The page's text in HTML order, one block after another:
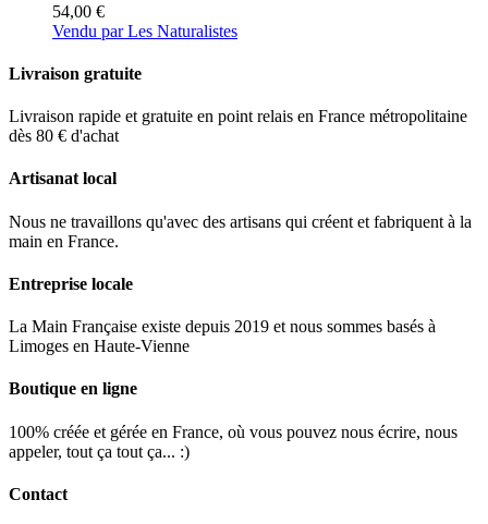
54,00 €
Vendu par Les Naturalistes
Livraison gratuite
Livraison rapide et gratuite en point relais en France métropolitaine
dès 80 € d'achat
Artisanat local
Nous ne travaillons qu'avec des artisans qui créent et fabriquent à la
main en France.
Entreprise locale
La Main Française existe depuis 2019 et nous sommes basés à
Limoges en Haute-Vienne
Boutique en ligne
100% créée et gérée en France, où vous pouvez nous écrire, nous
appeler, tout ça tout ça... :)
Contact